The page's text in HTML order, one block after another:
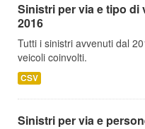
Sinistri per via e tipo di
2016
Tutti i sinistri avvenuti dal
veicoli coinvolti.
CSV
Sinistri per via e